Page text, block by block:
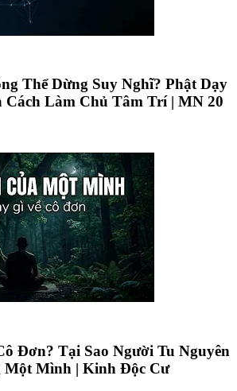
Thể Dừng Suy Nghĩ? Phật Dạy
Cách Làm Chủ Tâm Trí | MN 20
Đơn? Tại Sao Người Tu Nguyên
Một Mình | Kinh Độc Cư